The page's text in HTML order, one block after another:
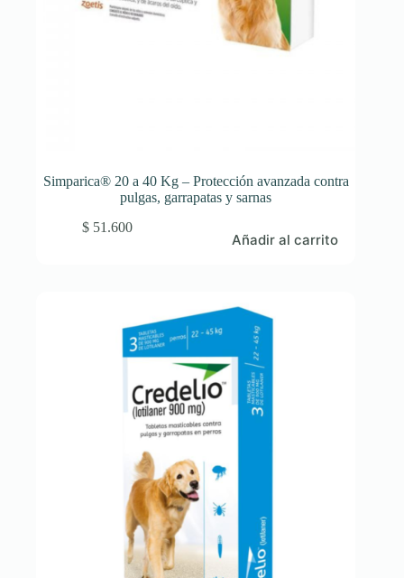
Simparica® 20 a 40 Kg – Protección avanzada contra
pulgas, garrapatas y sarnas
$51.600
Añadir al carrito